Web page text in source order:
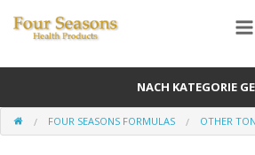
NACH KATEGORIE
GinsengFOUR SEASONS FORMULAS OTHER